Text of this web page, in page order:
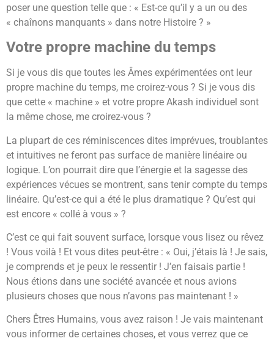
poser une question telle que : « Est-ce qu’il y a un ou des
« chaînons manquants » dans notre Histoire ? »
Votre propre machine du temps
Si je vous dis que toutes les Âmes expérimentées ont leur
propre machine du temps, me croirez-vous ? Si je vous dis
que cette « machine » et votre propre Akash individuel sont
la même chose, me croirez-vous ?
La plupart de ces réminiscences dites imprévues, troublantes
et intuitives ne feront pas surface de manière linéaire ou
logique. L’on pourrait dire que l’énergie et la sagesse des
expériences vécues se montrent, sans tenir compte du temps
linéaire. Qu’est-ce qui a été le plus dramatique ? Qu’est qui
est encore « collé à vous » ?
C’est ce qui fait souvent surface, lorsque vous lisez ou rêvez
! Vous voilà ! Et vous dites peut-être : « Oui, j’étais là ! Je sais,
je comprends et je peux le ressentir ! J’en faisais partie !
Nous étions dans une société avancée et nous avions
plusieurs choses que nous n’avons pas maintenant ! »
Chers Êtres Humains, vous avez raison ! Je vais maintenant
vous informer de certaines choses, et vous verrez que ce